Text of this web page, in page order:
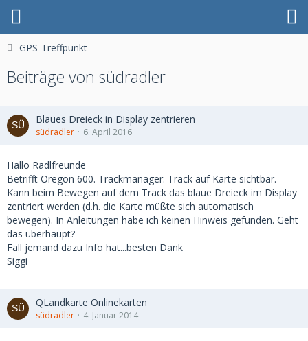
GPS-Treffpunkt
Beiträge von südradler
Blaues Dreieck in Display zentrieren
südradler 6. April 2016
Hallo Radlfreunde
Betrifft Oregon 600. Trackmanager: Track auf Karte sichtbar.
Kann beim Bewegen auf dem Track das blaue Dreieck im Display
zentriert werden (d.h. die Karte müßte sich automatisch
bewegen). In Anleitungen habe ich keinen Hinweis gefunden. Geht
das überhaupt?
Fall jemand dazu Info hat...besten Dank
Siggi
QLandkarte Onlinekarten
südradler 4. Januar 2014